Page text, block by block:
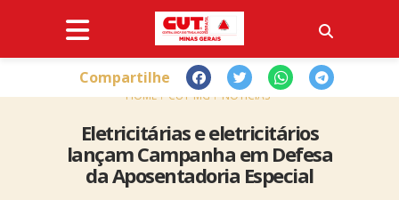
HOME CUT-MG NOTÍCIAS
Eletricitárias e eletricitários
lançam Campanha em Defesa
da Aposentadoria Especial
Compartilhe